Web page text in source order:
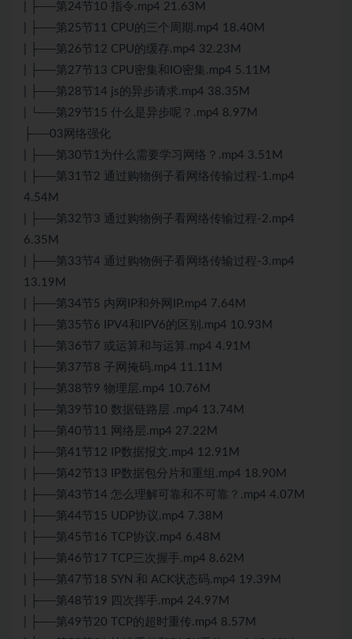
| ├──第24节10 指令.mp4 21.63M
| ├──第25节11 CPU的三个周期.mp4 18.40M
| ├──第26节12 CPU的缓存.mp4 32.23M
| ├──第27节13 CPU密集和IO密集.mp4 5.11M
| ├──第28节14 js的异步请求.mp4 38.35M
| └──第29节15 什么是异步呢？.mp4 8.97M
├──03网络强化
| ├──第30节1为什么需要学习网络？.mp4 3.51M
| ├──第31节2 通过购物例子看网络传输过程-1.mp4
4.54M
| ├──第32节3 通过购物例子看网络传输过程-2.mp4
6.35M
| ├──第33节4 通过购物例子看网络传输过程-3.mp4
13.19M
| ├──第34节5 内网IP和外网IP.mp4 7.64M
| ├──第35节6 IPV4和IPV6的区别.mp4 10.93M
| ├──第36节7 或运算和与运算.mp4 4.91M
| ├──第37节8 子网掩码.mp4 11.11M
| ├──第38节9 物理层.mp4 10.76M
| ├──第39节10 数据链路层 .mp4 13.74M
| ├──第40节11 网络层.mp4 27.22M
| ├──第41节12 IP数据报文.mp4 12.91M
| ├──第42节13 IP数据包分片和重组.mp4 18.90M
| ├──第43节14 怎么理解可靠和不可靠？.mp4 4.07M
| ├──第44节15 UDP协议.mp4 7.38M
| ├──第45节16
TCP 协议.mp4 6.48M
| ├──第46节17
TCP 三次握手.mp4 8.62M
| ├──第47节18 SYN 和 ACK状态码.mp4 19.39M
| ├──第48节19 四次挥手.mp4 24.97M
| ├──第49节20
TCP的超时重传.mp4 8.57M